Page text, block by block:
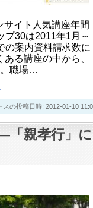
サイト人気講座年間
プ30は2011年1月～
の案内資料請求数に
る講座の中から、
。職場…
の投稿日時: 2012-01-10
「親孝行」に